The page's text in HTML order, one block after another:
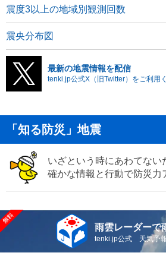
震度3以上の地域別観測回数
震央分布図
最新の地震情報を配信
tenki.jp公式X（旧Twitter）をご利用
「知る防災」地震
いざという時にあわてない
確かな情報と行動で防災力
雨雲レーダーで
tenki.jp公式 天気予